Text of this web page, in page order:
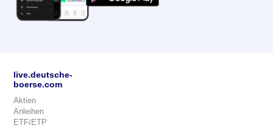
live.deutsche-
boerse.com
Aktien
Anleihen
ETF/ETP